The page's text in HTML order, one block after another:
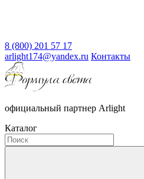
8 (800) 201 57 17
arlight174@yandex.ru Контакты
официальный партнер Arlight
Каталог